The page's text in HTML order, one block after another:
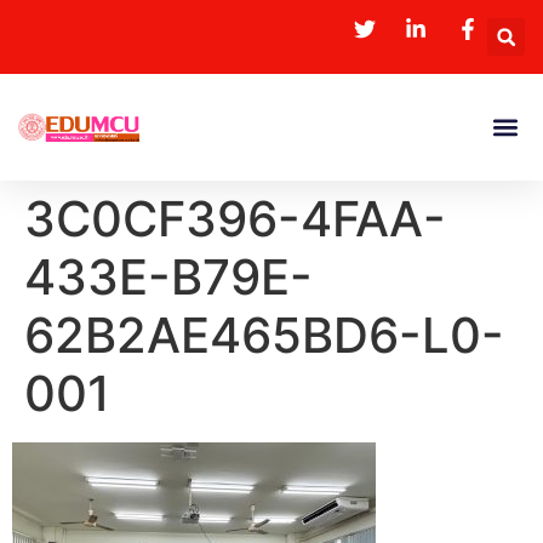
3C0CF396-4FAA-
433E-B79E-
62B2AE465BD6-L0-
001